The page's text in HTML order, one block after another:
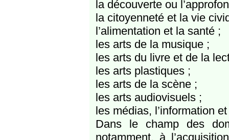
la découverte ou
la citoyenneté et la vie
l’alimentation et la santé ;
les arts de la musique ;
les arts du livre et de la
les arts plastiques ;
les arts de la scène ;
les arts audiovisuels ;
les médias, l’information
Dans le champ des
notamment, à